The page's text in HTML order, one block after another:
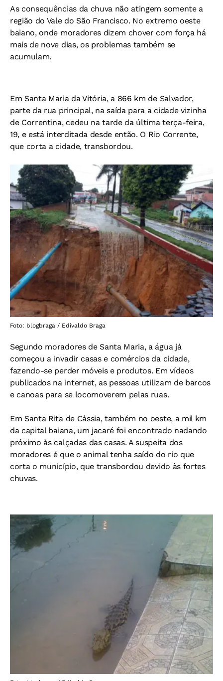
As consequências da chuva não atingem somente a
região do Vale do São Francisco. No extremo oeste
baiano, onde moradores dizem chover com força há
mais de nove dias, os problemas também se
acumulam.
Em Santa Maria da Vitória, a 866 km de Salvador,
parte da rua principal, na saída para a cidade vizinha
de Correntina, cedeu na tarde da última terça-feira,
19, e está interditada desde então. O Rio Corrente,
que corta a cidade, transbordou.
Foto: blogbraga / Edivaldo Braga
Segundo moradores de Santa Maria, a água já
começou a invadir casas e comércios da cidade,
fazendo-se perder móveis e produtos. Em vídeos
publicados na internet, as pessoas utilizam de barcos
e canoas para se locomoverem pelas ruas.
Em Santa Rita de Cássia, também no oeste, a mil km
da capital baiana, um jacaré foi encontrado nadando
próximo às calçadas das casas. A suspeita dos
moradores é que o animal tenha saído do rio que
corta o município, que transbordou devido às fortes
chuvas.